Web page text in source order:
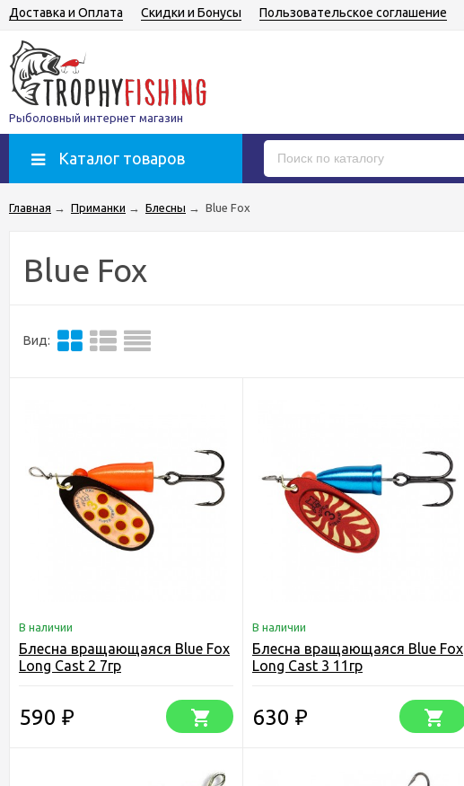
Доставка и Оплата Скидки и Бонусы Пользовательское соглашение
Рыболовный интернет магазин
Каталог товаров
Главная → Приманки → Блесны → Blue Fox
Blue Fox
Вид:
В наличии
Блесна вращающаяся Blue Fox
Long Cast 2 7гр
590 ₽
В наличии
Блесна вращающаяся Blue Fox
Long Cast 3 11гр
630 ₽